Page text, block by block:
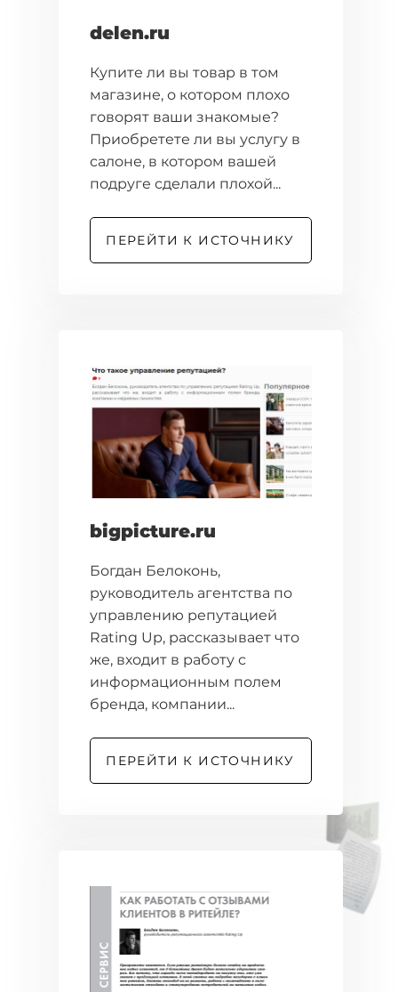
delen.ru
Купите ли вы товар в том
магазине, о котором плохо
говорят ваши знакомые?
Приобретете ли вы услугу в
салоне, в котором вашей
подруге сделали плохой...
ПЕРЕЙТИ К ИСТОЧНИКУ
bigpicture.ru
Богдан Белоконь,
руководитель агентства по
управлению репутацией
Rating Up, рассказывает что
же, входит в работу с
информационным полем
бренда, компании...
ПЕРЕЙТИ К ИСТОЧНИКУ